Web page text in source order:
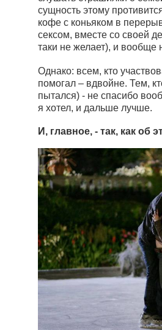
сущность этому
кофе с коньяком в
сексом, вместе со своей
таки не желает), и вообще
Однако: всем, кто
помогал – вдвойне. Тем,
пытался) - не спасибо
я хотел, и дальше лучше.
И, главное, - так, как об